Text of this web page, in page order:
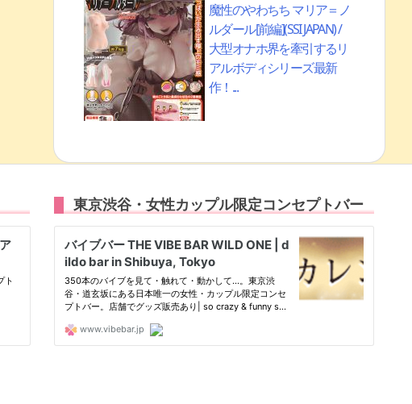
魔性のやわちち マリア＝ノ
ルダール[前編](SSI JAPAN) /
大型オナホ界を牽引するリ
アルボディシリーズ最新
作！...
東京渋谷・女性カップル限定コンセプトバー